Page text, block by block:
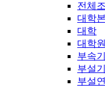
전체
대학
대학
대학원
부속
부설
부설